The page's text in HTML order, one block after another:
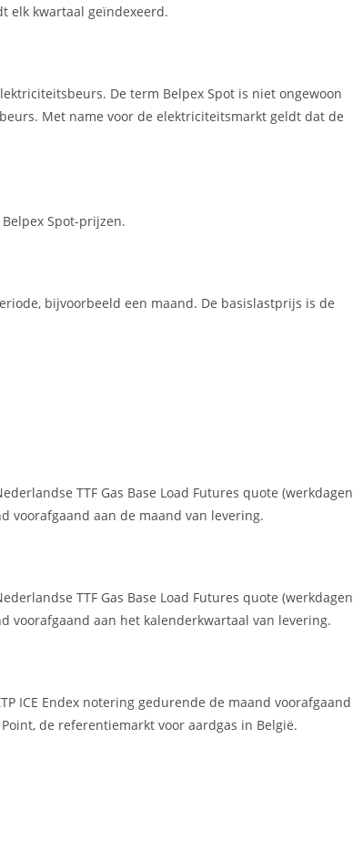
elk kwartaal geïndexeerd.
De term Belpex Spot is niet ongewoon
Met name voor de elektriciteitsmarkt geldt dat de
Spot-prijzen.
bijvoorbeeld een maand. De basislastprijs is de
TTF Gas Base Load Futures quote (werkdagen
voorafgaand aan de maand van levering.
TTF Gas Base Load Futures quote (werkdagen
voorafgaand aan het kalenderkwartaal van levering.
ICE Endex notering gedurende de maand voorafgaand
de referentiemarkt voor aardgas in België.